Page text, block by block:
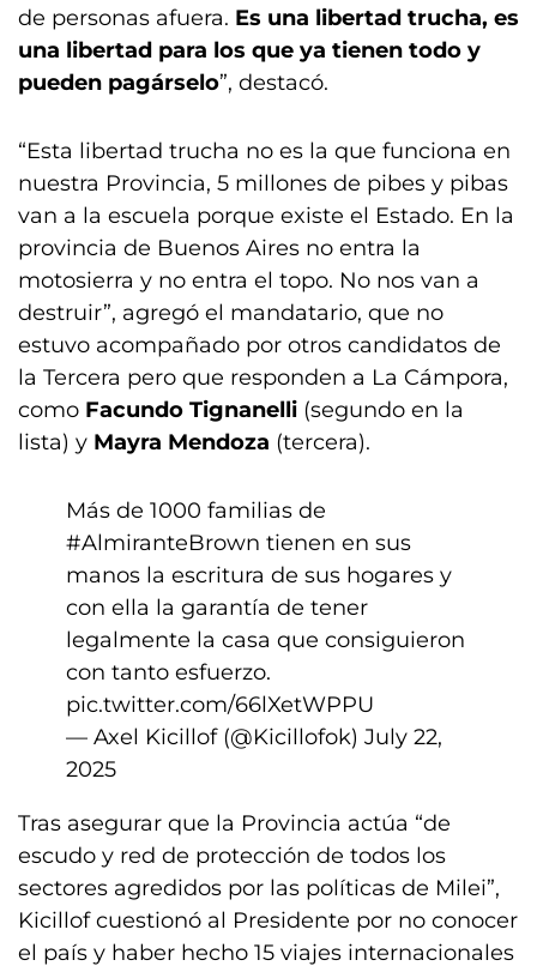
de personas afuera. Es una libertad trucha, es
una libertad para los que ya tienen todo y
pueden pagárselo”, destacó.
“Esta libertad trucha no es la que funciona en
nuestra Provincia, 5 millones de pibes y pibas
van a la escuela porque existe el Estado. En la
provincia de Buenos Aires no entra la
motosierra y no entra el topo. No nos van a
destruir”, agregó el mandatario, que no
estuvo acompañado por otros candidatos de
la Tercera pero que responden a La Cámpora,
como Facundo Tignanelli (segundo en la
lista) y Mayra Mendoza (tercera).
Más de 1000 familias de
#AlmiranteBrown tienen en sus
manos la escritura de sus hogares y
con ella la garantía de tener
legalmente la casa que consiguieron
con tanto esfuerzo.
pic.twitter.com/66lXetWPPU
— Axel Kicillof (@Kicillofok) July 22,
2025
Tras asegurar que la Provincia actúa “de
escudo y red de protección de todos los
sectores agredidos por las políticas de Milei”,
Kicillof cuestionó al Presidente por no conocer
el país y haber hecho 15 viajes internacionales